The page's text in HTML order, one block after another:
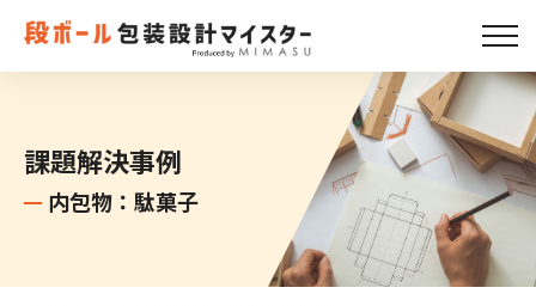
課題解決事例
内包物：駄菓子